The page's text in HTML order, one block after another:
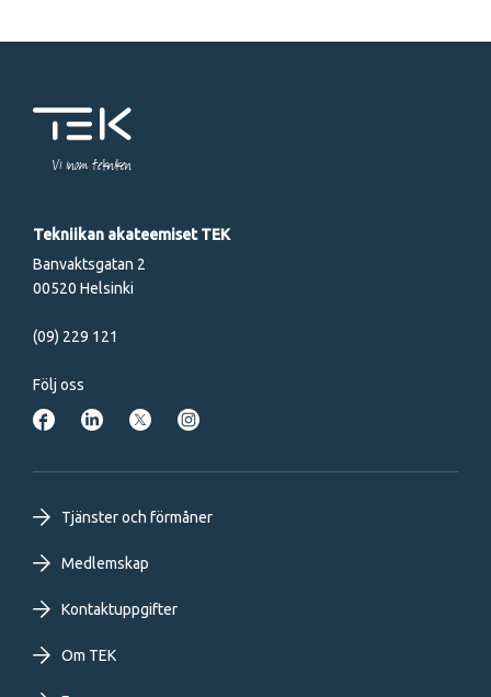
Vi inom tekniken
Tekniikan akateemiset TEK
Banvaktsgatan 2
00520 Helsinki
(09) 229 121
Följ oss
Footer
primary
menu
SV
Tjänster och förmåner
Medlemskap
Kontaktuppgifter
Om TEK